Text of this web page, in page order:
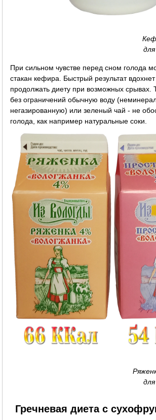
При сильном чувстве перед сном голода
стакан кефира. Быстрый результат
продолжать диету при возможных срывах.
без ограничений обычную воду
негазированную) или зеленый чай - не
голода, как например натуральные соки.
Гречневая диета с